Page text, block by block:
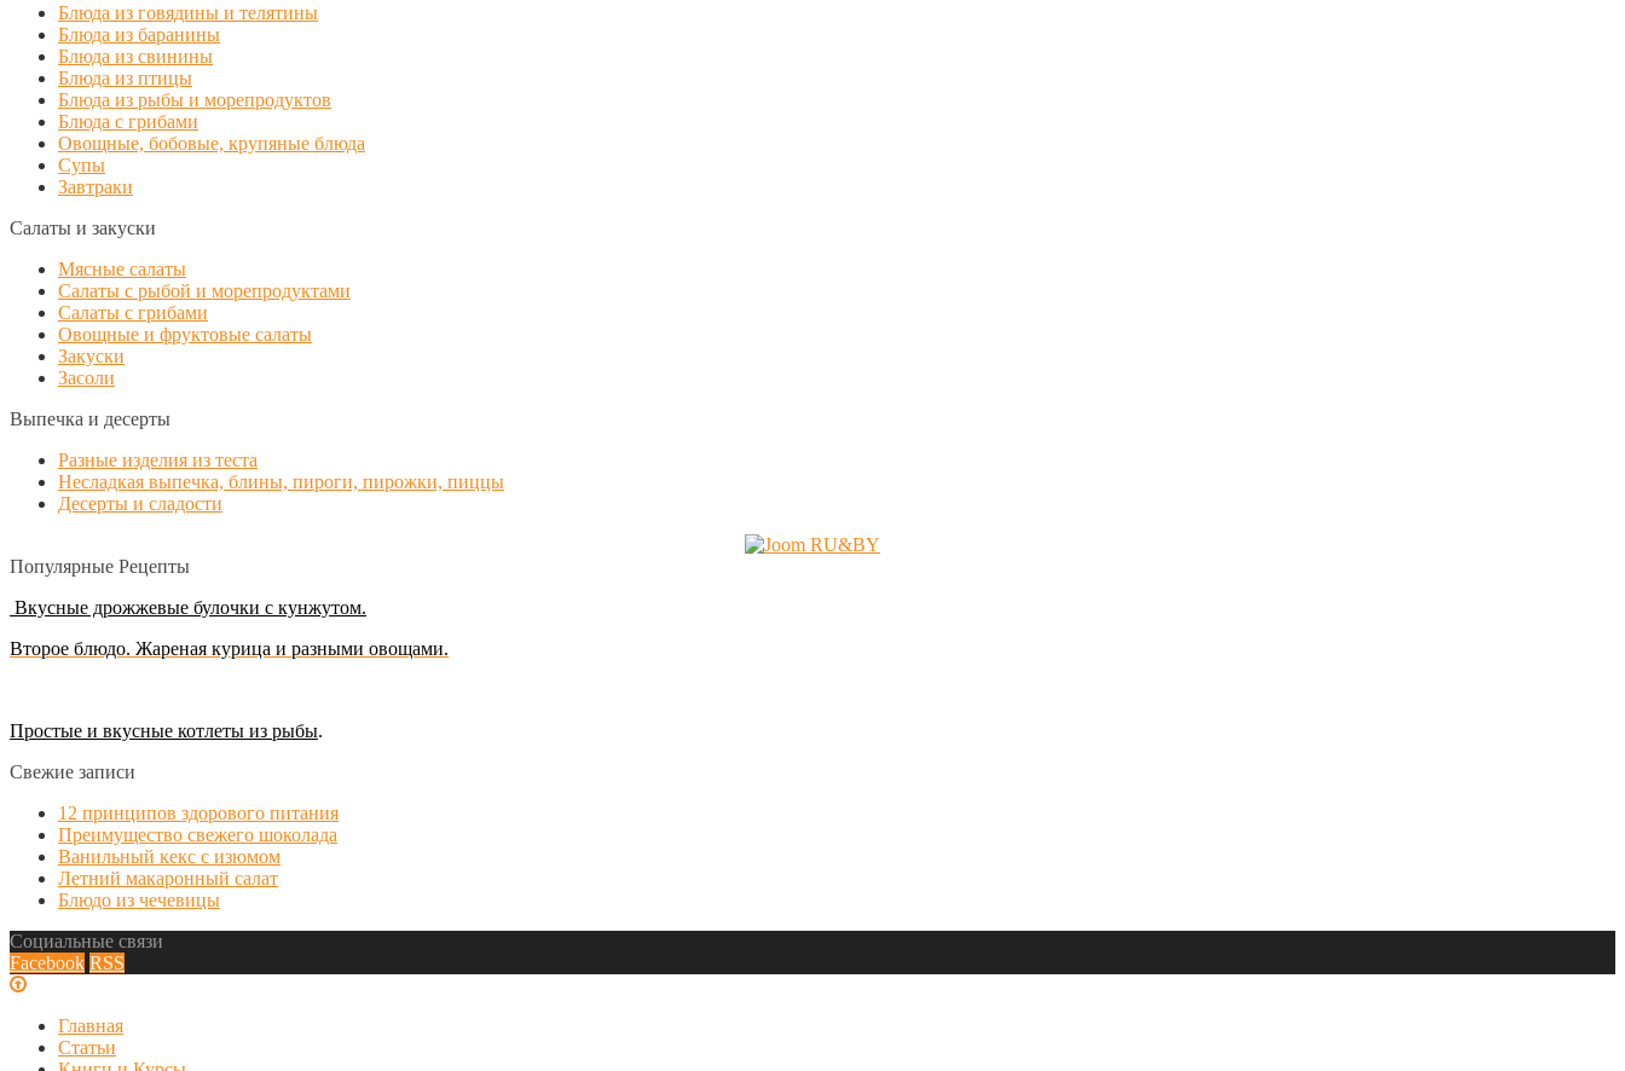
Блюда из говядины и телятины
Блюда из баранины
Блюда из свинины
Блюда из птицы
Блюда из рыбы и морепродуктов
Блюда с грибами
Овощные, бобовые, крупяные блюда
Супы
Завтраки
Салаты и закуски
Мясные салаты
Салаты с рыбой и морепродуктами
Салаты с грибами
Овощные и фруктовые салаты
Закуски
Засоли
Выпечка и десерты
Разные изделия из теста
Несладкая выпечка, блины, пироги, пирожки, пиццы
Десерты и сладости
Популярные Рецепты
Вкусные дрожжевые булочки с кунжутом.
Второе блюдо. Жареная курица и разными овощами.
Простые и вкусные котлеты из рыбы.
Свежие записи
12 принципов здорового питания
Преимущество свежего шоколада
Ванильный кекс с изюмом
Летний макаронный салат
Блюдо из чечевицы
Социальные связи
Facebook RSS
Главная
Статьи